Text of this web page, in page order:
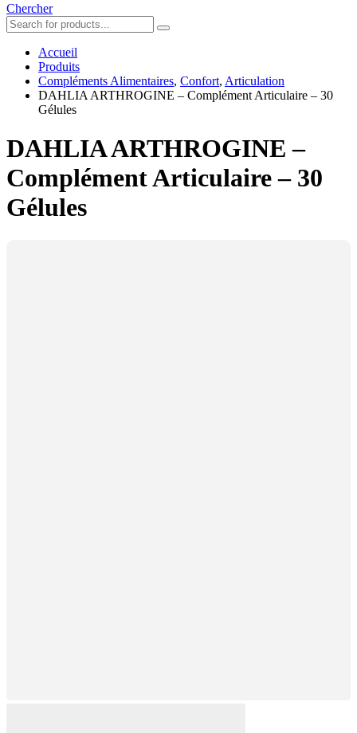
Chercher
Accueil
Produits
Compléments Alimentaires, Confort, Articulation
DAHLIA ARTHROGINE – Complément Articulaire – 30
Gélules
DAHLIA ARTHROGINE –
Complément Articulaire – 30
Gélules